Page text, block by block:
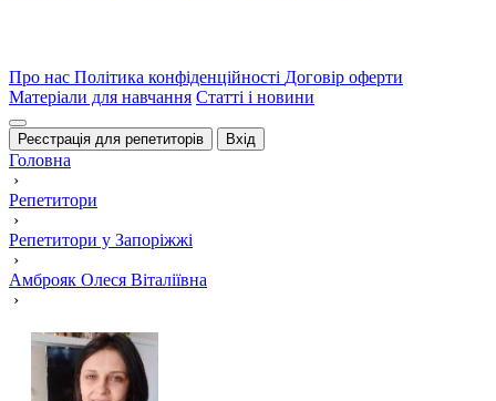
Про нас Політика конфіденційності Договір оферти
Матеріали для навчання Статті і новини
Реєстрація для репетиторів Вхід
Головна
›
Репетитори
›
Репетитори у Запоріжжі
›
Амброяк Олеся Віталіївна
›